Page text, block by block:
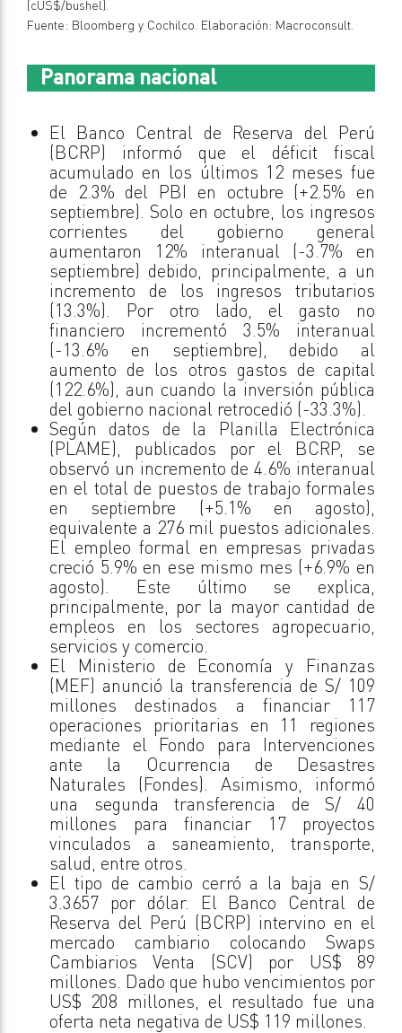
(cUS$/bushel).
Fuente: Bloomberg y Cochilco. Elaboración: Macroconsult.
Panorama nacional
El Banco Central de Reserva del Perú
(BCRP) informó que el déficit fiscal
acumulado en los últimos 12 meses fue
de 2.3% del PBI en octubre (+2.5% en
septiembre). Solo en octubre, los ingresos
corrientes del gobierno general
aumentaron 12% interanual (-3.7% en
septiembre) debido, principalmente, a un
incremento de los ingresos tributarios
(13.3%). Por otro lado, el gasto no
financiero incrementó 3.5% interanual
(-13.6% en septiembre), debido al
aumento de los otros gastos de capital
(122.6%), aun cuando la inversión pública
del gobierno nacional retrocedió (-33.3%).
Según datos de la Planilla Electrónica
(PLAME), publicados por el BCRP, se
observó un incremento de 4.6% interanual
en el total de puestos de trabajo formales
en septiembre (+5.1% en agosto),
equivalente a 276 mil puestos adicionales.
El empleo formal en empresas privadas
creció 5.9% en ese mismo mes (+6.9% en
agosto). Este último se explica,
principalmente, por la mayor cantidad de
empleos en los sectores agropecuario,
servicios y comercio.
El Ministerio de Economía y Finanzas
(MEF) anunció la transferencia de S/ 109
millones destinados a financiar 117
operaciones prioritarias en 11 regiones
mediante el Fondo para Intervenciones
ante la Ocurrencia de Desastres
Naturales (Fondes). Asimismo, informó
una segunda transferencia de S/ 40
millones para financiar 17 proyectos
vinculados a saneamiento, transporte,
salud, entre otros.
El tipo de cambio cerró a la baja en S/
3.3657 por dólar. El Banco Central de
Reserva del Perú (BCRP) intervino en el
mercado cambiario colocando Swaps
Cambiarios Venta (SCV) por US$ 89
millones. Dado que hubo vencimientos por
US$ 208 millones, el resultado fue una
oferta neta negativa de US$ 119 millones.